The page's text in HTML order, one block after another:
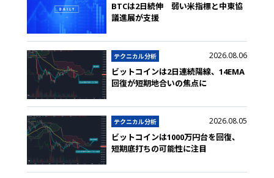
BTCは2日続伸 弱い米指標と中東協
議進展が支援
テクニカル分析 2026.08.06
ビットコインは2日連続陽線、14EMA
回復が短期地合いの焦点に
テクニカル分析 2026.08.05
ビットコインは1000万円台を回復、
短期底打ちの可能性に注目